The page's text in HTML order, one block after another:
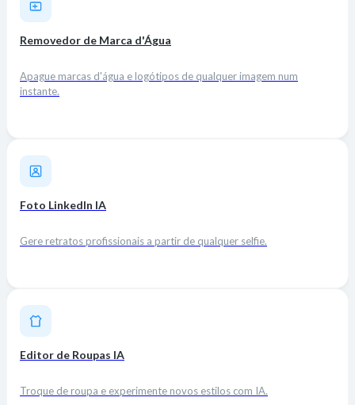
Removedor de Marca d'Água
Apague marcas d'água e logótipos de qualquer imagem num
instante.
Foto LinkedIn IA
Gere retratos profissionais a partir de qualquer selfie.
Editor de Roupas IA
Troque de roupa e experimente novos estilos com IA.